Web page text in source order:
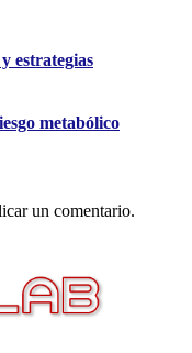
estrategias
metabólico
un comentario.